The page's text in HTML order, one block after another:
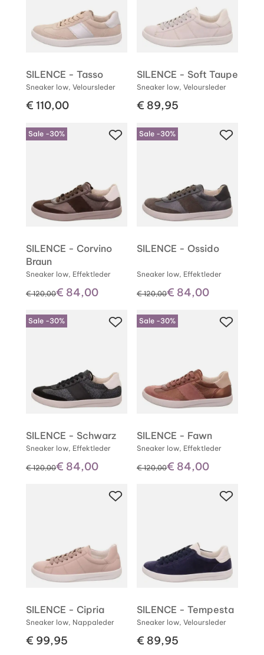
SILENCE - Tasso
Sneaker low, Veloursleder
€ 110,00
SILENCE - Soft Taupe
Sneaker low, Veloursleder
€ 89,95
Sale -30%
SILENCE - Corvino
Braun
Sneaker low, Effektleder
statt
€ 120,00€ 84,00
Sale -30%
SILENCE - Ossido
Sneaker low, Effektleder
statt
€ 120,00€ 84,00
Sale -30%
SILENCE - Schwarz
Sneaker low, Effektleder
statt
€ 120,00€ 84,00
Sale -30%
SILENCE - Fawn
Sneaker low, Effektleder
statt
€ 120,00€ 84,00
SILENCE - Cipria
Sneaker low, Nappaleder
€ 99,95
SILENCE - Tempesta
Sneaker low, Veloursleder
€ 89,95